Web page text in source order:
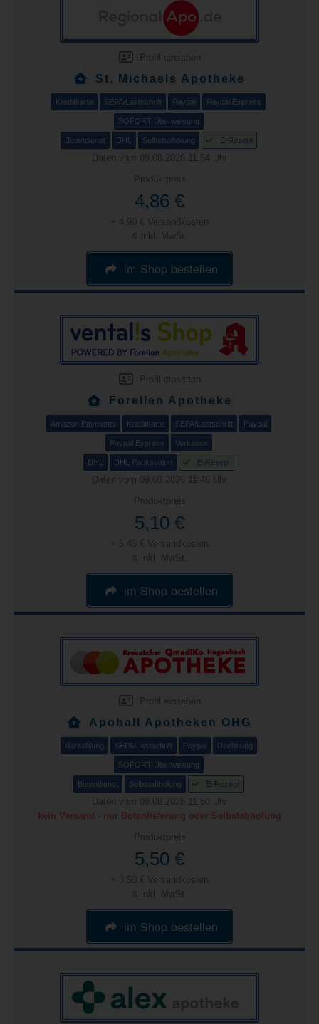
Profil einsehen
St. Michaels Apotheke
Kreditkarte SEPA/Lastschrift Paypal Paypal Express
SOFORT Überweisung
Botendienst DHL Selbstabholung E-Rezept
Daten vom 09.08.2026 11:54 Uhr
Produktpreis
4,86 €
+ 4,90 € Versandkosten
& inkl. MwSt.
im Shop bestellen
Profil einsehen
Forellen Apotheke
Amazon Payments Kreditkarte SEPA/Lastschrift Paypal
Paypal Express Vorkasse
DHL DHL Packstation E-Rezept
Daten vom 09.08.2026 11:46 Uhr
Produktpreis
5,10 €
+ 5,45 € Versandkosten
& inkl. MwSt.
im Shop bestellen
Profil einsehen
Apohall Apotheken OHG
Barzahlung SEPA/Lastschrift Paypal Rechnung
SOFORT Überweisung
Botendienst Selbstabholung E-Rezept
Daten vom 09.08.2026 11:50 Uhr
kein Versand - nur Botenlieferung oder Selbstabholung
Produktpreis
5,50 €
+ 3,50 € Versandkosten
& inkl. MwSt.
im Shop bestellen